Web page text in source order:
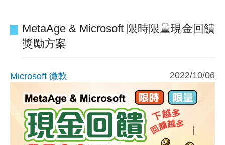
MetaAge & Microsoft 限時限量現金回饋
獎勵方案
Microsoft 微軟 2022/10/06